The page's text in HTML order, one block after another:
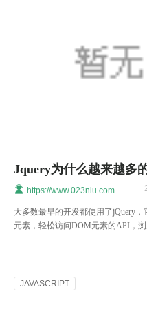
Jquery为什么越来越多
https://www.023niu.com
大多数最早的开发都使用了jQuery
元素，轻松访问DOM元素的API，
JAVASCRIPT